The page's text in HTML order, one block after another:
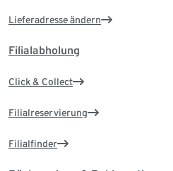
Lieferadresse ändern
Filialabholung
Click & Collect
Filialreservierung
Filialfinder